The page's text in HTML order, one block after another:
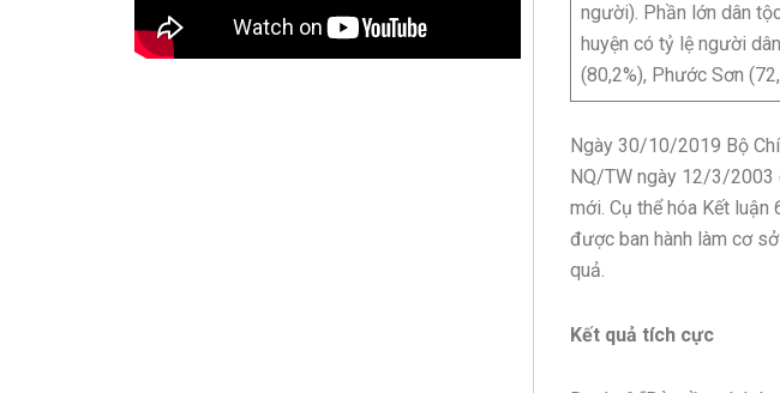
người). Phần lớn dân
huyện có tỷ lệ người
(80,2%), Phước Sơn
Ngày 30/10/2019 Bộ
NQ/TW ngày 12/3/2003
mới. Cụ thể hóa Kết luận
được ban hành làm cơ
quả.
Kết quả tích cực